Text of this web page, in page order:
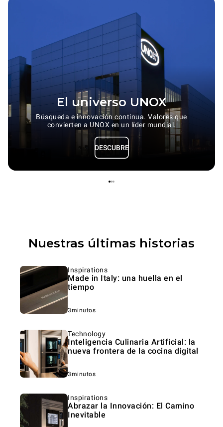
El universo UNOX
Búsqueda e innovación continua. Valores que
convierten a UNOX en un líder mundial.
DESCUBRE
Nuestras últimas historias
Inspirations
Made in Italy: una huella en el
tiempo
3minutos
Technology
Inteligencia Culinaria Artificial: la
nueva frontera de la cocina digital
3minutos
Inspirations
Abrazar la Innovación: El Camino
Inevitable